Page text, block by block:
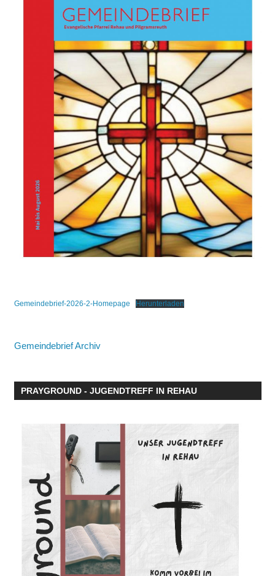
Gemeindebrief-2026-2-Homepage Herunterladen
Gemeindebrief Archiv
PRAYGROUND - JUGENDTREFF IN REHAU